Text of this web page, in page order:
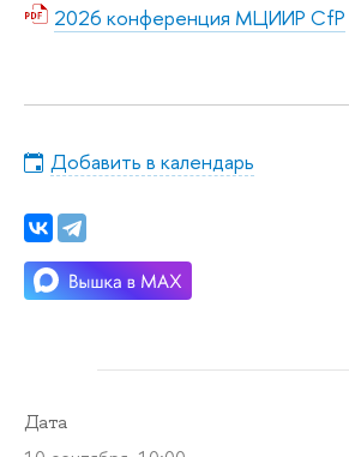
2026 конференция МЦИИР CfP
Добавить в календарь
Дата